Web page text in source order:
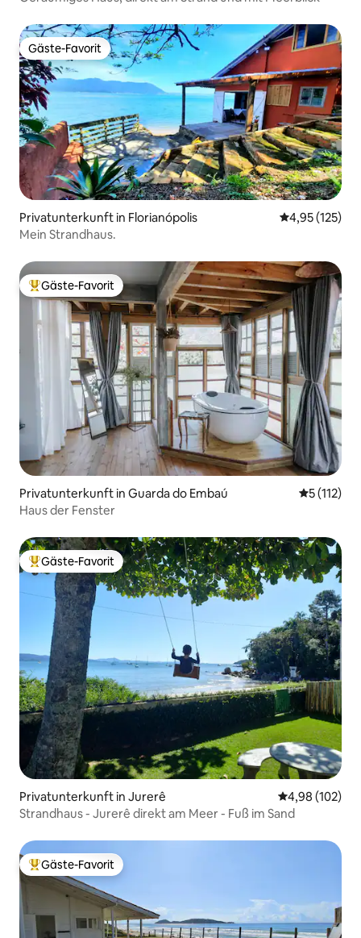
Gäste-Favorit
Gäste-Favorit
Privatunterkunft in Florianópolis
4,95 (125)
Mein Strandhaus.
Beliebter Gäste-Favorit.
Gäste-Favorit
Privatunterkunft in Guarda do Embaú
5 (112)
Haus der Fenster
Beliebter Gäste-Favorit.
Gäste-Favorit
Privatunterkunft in Jurerê
4,98 (102)
Strandhaus - Jurerê direkt am Meer - Fuß im Sand
Beliebter Gäste-Favorit.
Gäste-Favorit